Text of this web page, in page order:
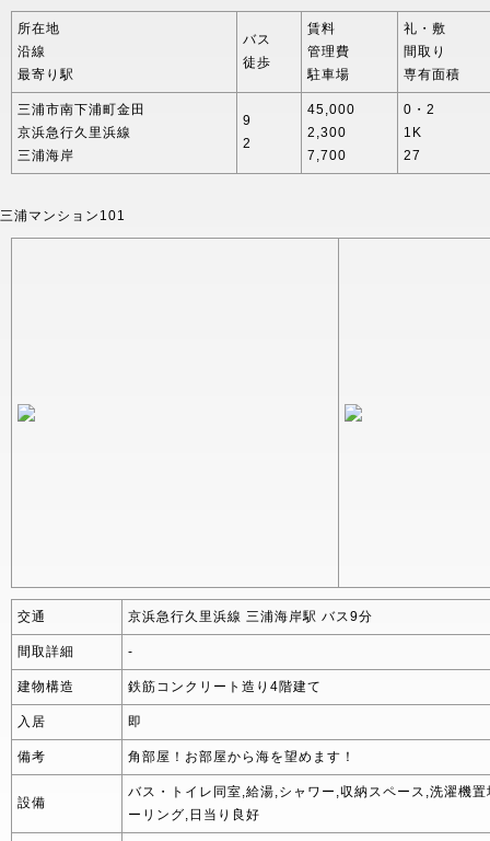
所在地
沿線
最寄り駅
バス
徒歩
賃料
管理費
駐車場
礼・敷
間取り
専有面積
三浦市南下浦町金田
京浜急行久里浜線
三浦海岸
9
2
45,000
2,300
7,700
0・2
1K
27
三浦マンション101
交通 京浜急行久里浜線 三浦海岸駅 バス9分
間取詳細 -
建物構造 鉄筋コンクリート造り4階建て
入居 即
備考 角部屋！お部屋から海を望めます！
設備
バス・トイレ同室,給湯,シャワー,収納スペース,洗濯機
ーリング,日当り良好